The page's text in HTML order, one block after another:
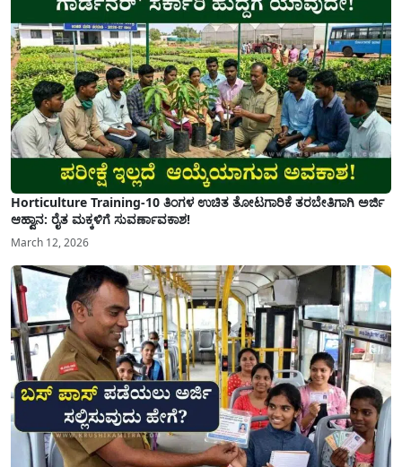
Horticulture Training-10 ತಿಂಗಳ ಉಚಿತ ತೋಟಗಾರಿಕೆ ತರಬೇತಿಗಾಗಿ ಅರ್ಜಿ
ಆಹ್ವಾನ: ರೈತ ಮಕ್ಕಳಿಗೆ ಸುವರ್ಣಾವಕಾಶ!
March 12, 2026